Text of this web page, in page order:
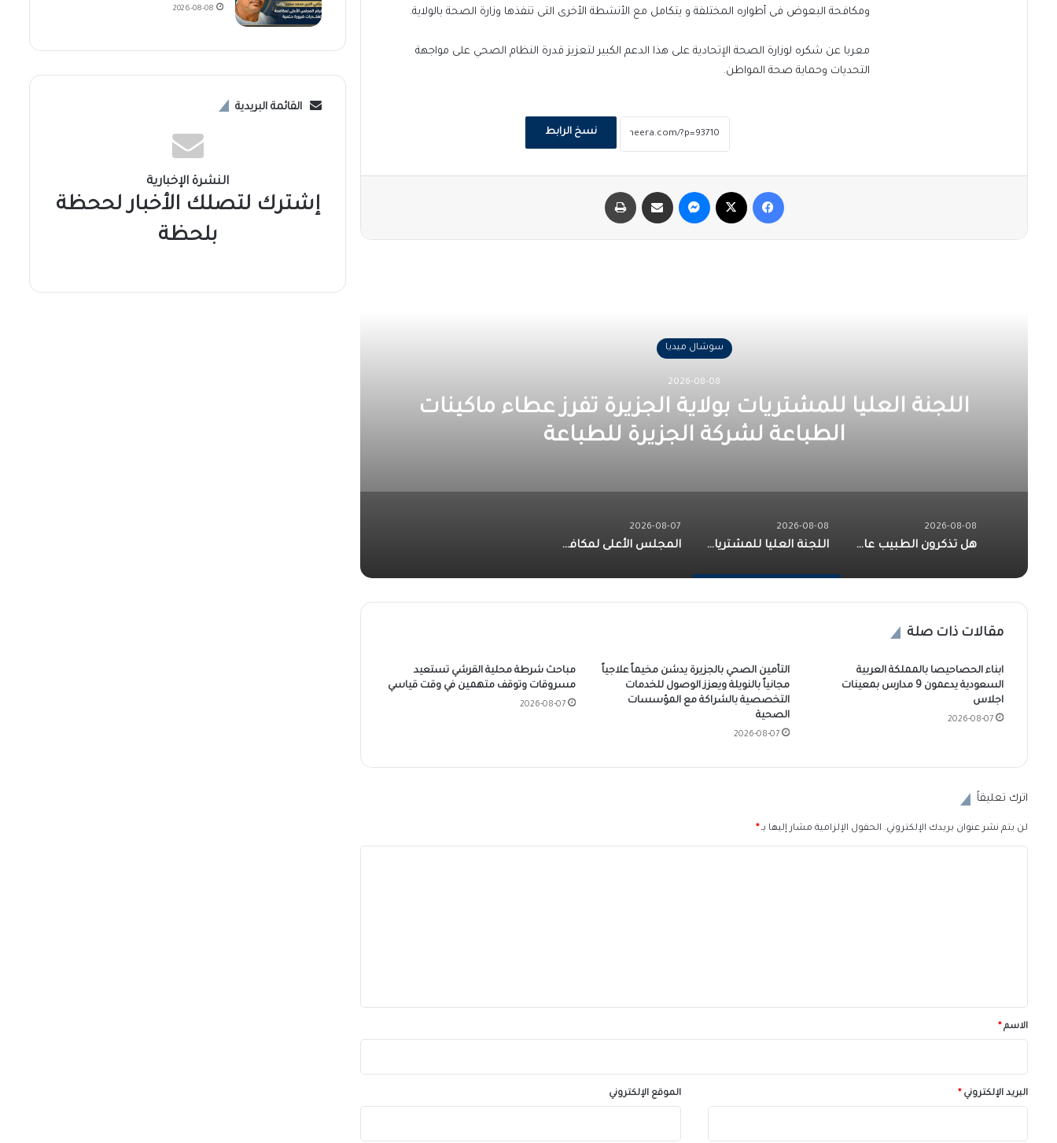
ومكافحة البعوض فى أطواره المختلفة و يتكامل مع الأنشطة الأخرى التى تنفذها وزارة الصحة بالولاية.
معربا عن شكره لوزارة الصحة الإتحادية على هذا الدعم الكبير لتعزيز قدرة النظام الصحي على مواجهة
التحديات وحماية صحة المواطن.
نسخ الرابط
فيسبوك ماسنجر مشاركة عبر البريد
سوشال ميديا
2026-08-08
اللجنة العليا للمشتريات بولاية الجزيرة تفرز عطاء ماكينات
الطباعة لشركة الجزيرة للطباعة
2026-08-08
هل تذكرون الطبيب عامر الفاضل يا أهل بحر أبيض؟
2026-08-08
اللجنة العليا للمشتريات بولاية الجزيرة تفرز عطاء ماكينات الطباعة لشركة الجزيرة للطباعة
2026-08-07
المجلس الأعلى لمكافحة المخدرات ضرورة حتمية لمرحلة ما بعد الحرب…. سودان بلا مخدرات.. قرار شعب ودولة لا رجعة فيه!!
مقالات ذات صلة
ابناء الحصاحيصا بالمملكة العربية
السعودية يدعمون 9 مدارس بمعينات
اجلاس
2026-08-07
التأمين الصحي بالجزيرة يدشن مخيماً علاجياً
مجانياً بالنويلة ويعزز الوصول للخدمات
التخصصية بالشراكة مع المؤسسات
الصحية
2026-08-07
مباحث شرطة محلية القرشي تستعيد
مسروقات وتوقف متهمين في وقت قياسي
2026-08-07
اترك تعليقاً
لن يتم نشر عنوان بريدك الإلكتروني. الحقول الإلزامية مشار إليها بـ*
*الاسم*
البريد الإلكتروني* الموقع الإلكتروني
2026-08-08
القائمة البريدية
النشرة الإخبارية
إشترك لتصلك الأخبار لححظة
بلحظة